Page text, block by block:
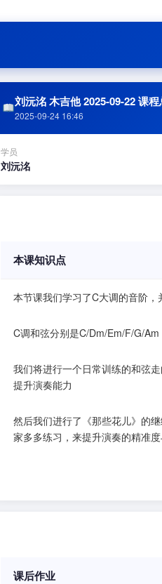
刘沅洺 木吉他 2025-09-22 课
2025-09-24 16:46
学员
刘沅洺
本课知识点
本节课我们学习了C大调的音阶
C调和弦分别是C/Dm/Em/F/G/
我们将进行一个日常训练的和弦
提升演奏能力
然后我们进行了《那些花儿》的
家多多练习，来提升演奏的精准
课后作业